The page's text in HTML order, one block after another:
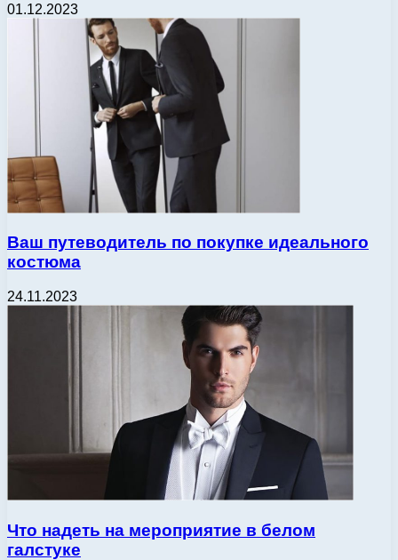
01.12.2023
Ваш путеводитель по покупке идеального
костюма
24.11.2023
Что надеть на мероприятие в белом
галстуке